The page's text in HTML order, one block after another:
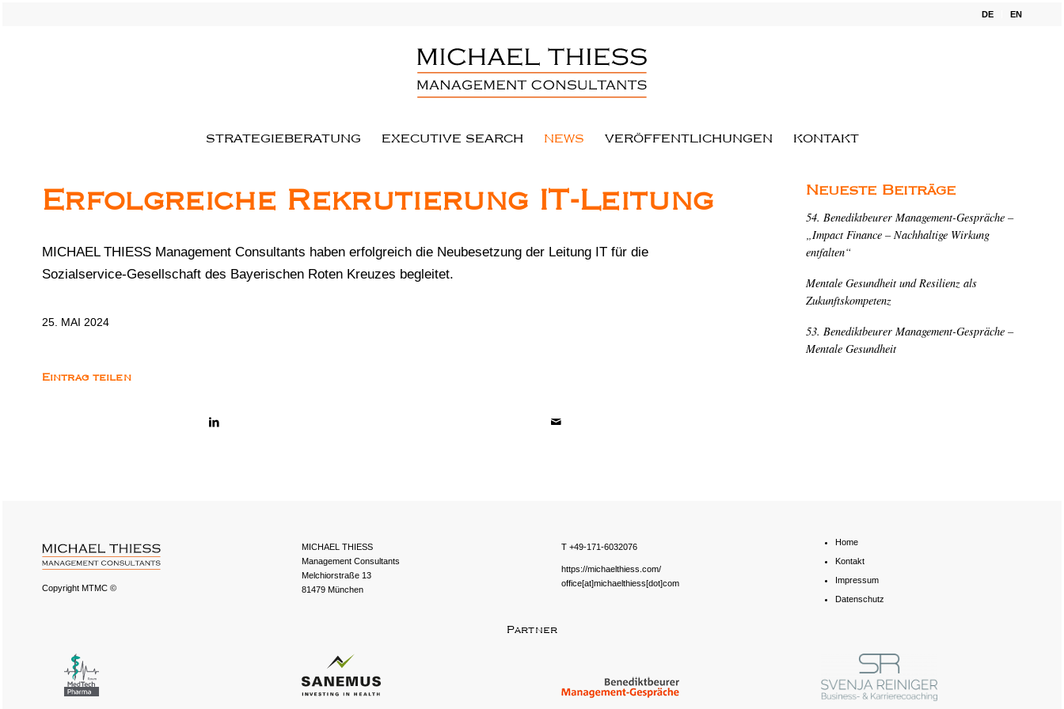
DE EN
STRATEGIEBERATUNG EXECUTIVE SEARCH NEWS VERÖFFENTLICHUNGEN KONTAKT
Erfolgreiche Rekrutierung IT-Leitung
MICHAEL THIESS Management Consultants haben erfolgreich die Neubesetzung der Leitung IT für die
Sozialservice-Gesellschaft des Bayerischen Roten Kreuzes begleitet.
25. MAI 2024
Eintrag teilen
Neueste Beiträge
54. Benediktbeurer Management-Gespräche –
„Impact Finance – Nachhaltige Wirkung
entfalten“
Mentale Gesundheit und Resilienz als
Zukunftskompetenz
53. Benediktbeurer Management-Gespräche –
Mentale Gesundheit
Copyright MTMC ©
MICHAEL THIESS
Management Consultants
Melchiorstraße 13
81479 München
T +49-171-6032076
https://michaelthiess.com/
office[at]michaelthiess[dot]com
Home
Kontakt
Impressum
Datenschutz
Partner